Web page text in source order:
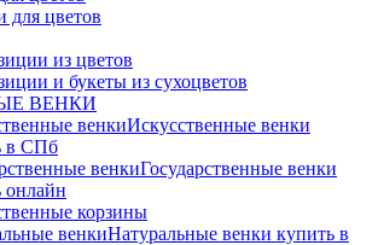
для цветов
из цветов
и букеты из сухоцветов
ВЕНКИ
венкиИскусственные венки
в СПб
венкиГосударственные венки
онлайн
корзины
венкиНатуральные венки купить в